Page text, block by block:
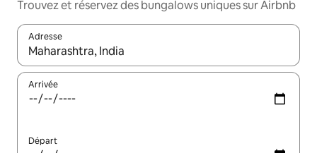
Trouvez et réservez des bungalows uniques sur Airbnb
Adresse
Lorsque les résultats s'affichent, utilisez les flèches vers le
Arrivée
Départ